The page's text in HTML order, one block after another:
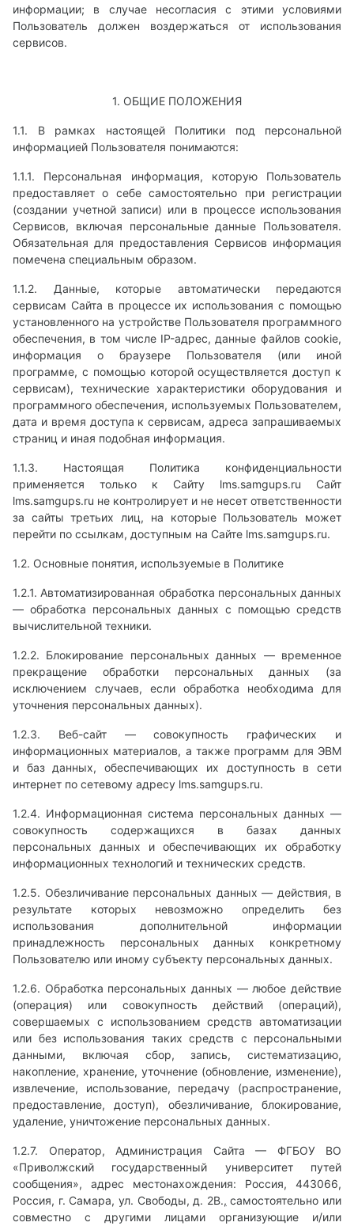
информации; в случае несогласия с этими условиями
Пользователь должен воздержаться от использования
сервисов.
1. ОБЩИЕ ПОЛОЖЕНИЯ
1.1. В рамках настоящей Политики под персональной
информацией Пользователя понимаются:
1.1.1. Персональная информация, которую Пользователь
предоставляет о себе самостоятельно при регистрации
(создании учетной записи) или в процессе использования
Сервисов, включая персональные данные Пользователя.
Обязательная для предоставления Сервисов информация
помечена специальным образом.
1.1.2. Данные, которые автоматически передаются
сервисам Сайта в процессе их использования с помощью
установленного на устройстве Пользователя программного
обеспечения, в том числе IP-адрес, данные файлов cookie,
информация о браузере Пользователя (или иной
программе, с помощью которой осуществляется доступ к
сервисам), технические характеристики оборудования и
программного обеспечения, используемых Пользователем,
дата и время доступа к сервисам, адреса запрашиваемых
страниц и иная подобная информация.
1.1.3. Настоящая Политика конфиденциальности
применяется только к Сайту lms.samgups.ru Сайт
lms.samgups.ru не контролирует и не несет ответственности
за сайты третьих лиц, на которые Пользователь может
перейти по ссылкам, доступным на Сайте lms.samgups.ru.
1.2. Основные понятия, используемые в Политике
1.2.1. Автоматизированная обработка персональных данных
— обработка персональных данных с помощью средств
вычислительной техники.
1.2.2. Блокирование персональных данных — временное
прекращение обработки персональных данных (за
исключением случаев, если обработка необходима для
уточнения персональных данных).
1.2.3. Веб-сайт — совокупность графических и
информационных материалов, а также программ для ЭВМ
и баз данных, обеспечивающих их доступность в сети
интернет по сетевому адресу lms.samgups.ru.
1.2.4. Информационная система персональных данных —
совокупность содержащихся в базах данных
персональных данных и обеспечивающих их обработку
информационных технологий и технических средств.
1.2.5. Обезличивание персональных данных — действия, в
результате которых невозможно определить без
использования дополнительной информации
принадлежность персональных данных конкретному
Пользователю или иному субъекту персональных данных.
1.2.6. Обработка персональных данных — любое действие
(операция) или совокупность действий (операций),
совершаемых с использованием средств автоматизации
или без использования таких средств с персональными
данными, включая сбор, запись, систематизацию,
накопление, хранение, уточнение (обновление, изменение),
извлечение, использование, передачу (распространение,
предоставление, доступ), обезличивание, блокирование,
удаление, уничтожение персональных данных.
1.2.7. Оператор, Администрация Cайта — ФГБОУ ВО
«Приволжский государственный университет путей
сообщения», адрес местонахождения: Россия, 443066,
Россия, г. Самара, ул. Свободы, д. 2В., самостоятельно или
совместно с другими лицами организующие и/или